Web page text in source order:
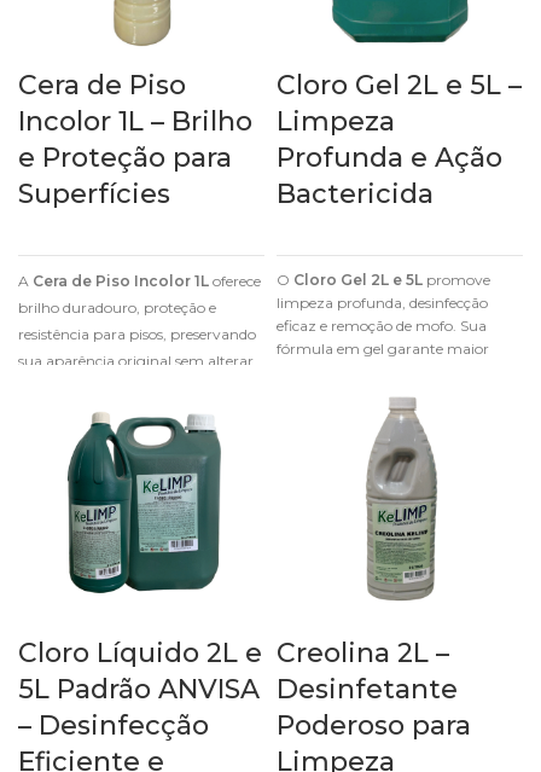
Cera de Piso
Incolor 1L – Brilho
e Proteção para
Superfícies
A Cera de Piso Incolor 1L oferece
brilho duradouro, proteção e
resistência para pisos, preservando
sua aparência original sem alterar
Cloro Gel 2L e 5L –
Limpeza
Profunda e Ação
Bactericida
O Cloro Gel 2L e 5L promove
limpeza profunda, desinfecção
eficaz e remoção de mofo. Sua
fórmula em gel garante maior
Cloro Líquido 2L e
5L Padrão ANVISA
– Desinfecção
Eficiente e
Creolina 2L –
Desinfetante
Poderoso para
Limpeza